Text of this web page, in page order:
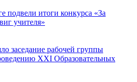
подвели итоги конкурса «За
учителя»
заседание рабочей группы
XXI Образовательных